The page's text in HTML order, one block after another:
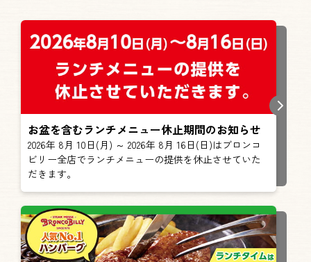
お盆を含むランチメニュー休止期間のお知らせ
2026年 8月 10日(月) ～ 2026年 8月 16日(日)はブロンコ
ビリー全店でランチメニューの提供を休止させていた
だきます。